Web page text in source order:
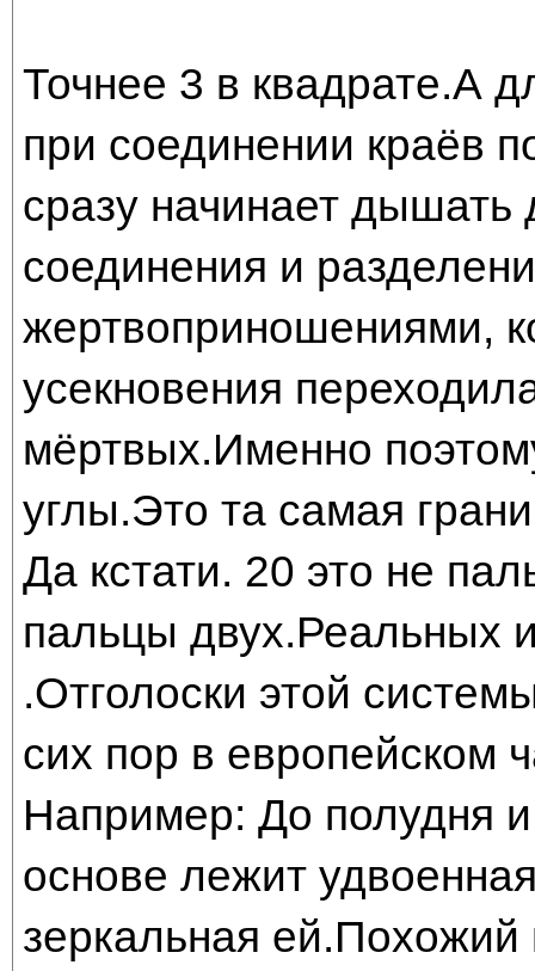
Точнее 3 в квадрате.А
при соединении краёв
сразу начинает
соединения и
жертвоприношениями,
усекновения
мёртвых.Именно
углы.Это та самая
Да кстати. 20 это не
пальцы двух.Реальных
.Отголоски этой
сих пор в европейском
Например: До полудня
основе лежит
зеркальная ей.Похожий